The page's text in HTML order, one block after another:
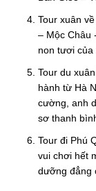
Tour xuân
– Mộc Châu
non tươi của
Tour du
hành từ Hà
cường, anh
sơ thanh
Tour đi Phú
vui chơi hết
dưỡng đẳng